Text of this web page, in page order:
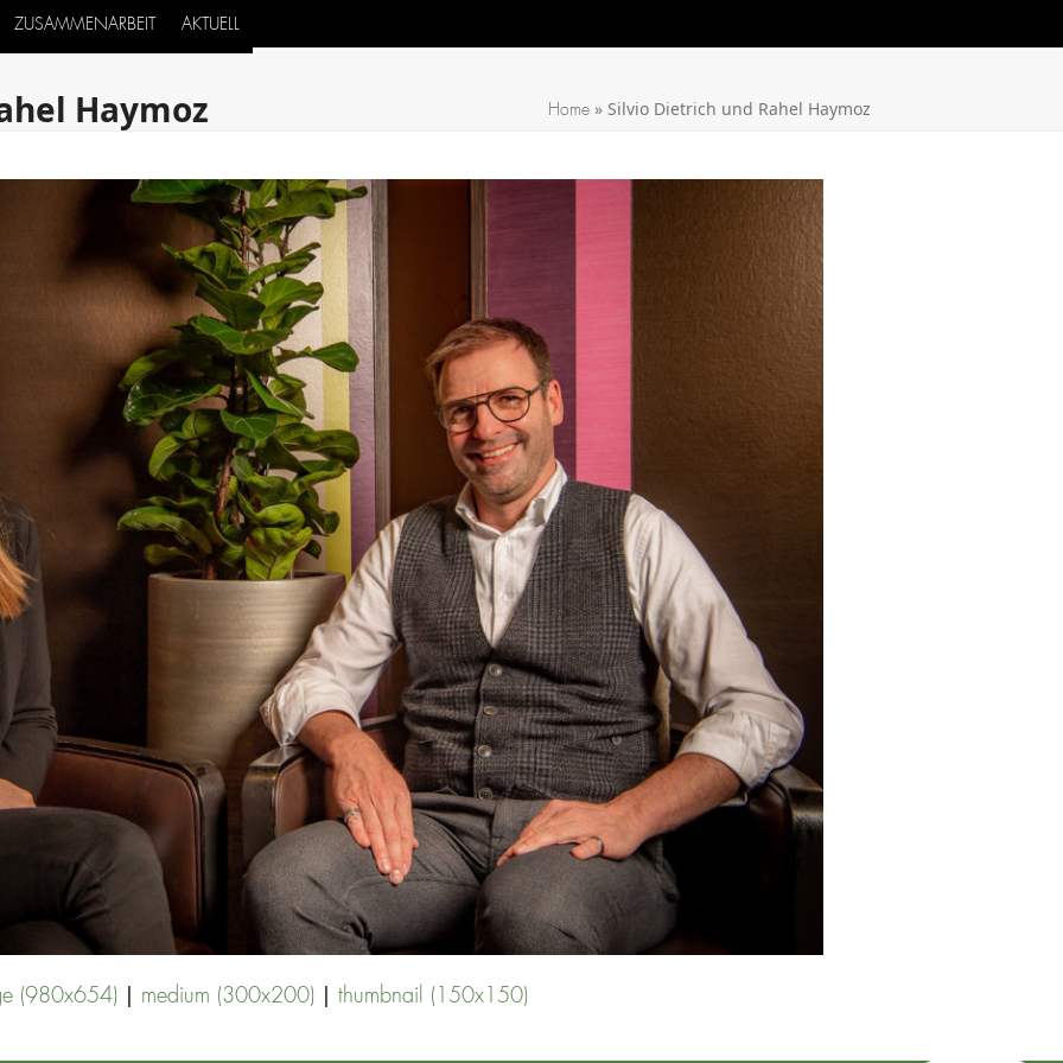
ZUSAMMENARBEIT AKTUELL
Haymoz Home » Silvio Dietrich und Rahel Haymoz
(980x654) | medium (300x200) | thumbnail (150x150)